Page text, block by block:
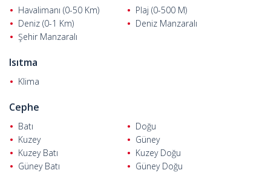
Havalimanı (0-50 Km)
Plaj (0-500 M)
Deniz (0-1 Km)
Deniz Manzaralı
Şehir Manzaralı
Isıtma
Klima
Cephe
Batı
Doğu
Kuzey
Güney
Kuzey Batı
Kuzey Doğu
Güney Batı
Güney Doğu